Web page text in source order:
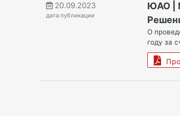
20.09.2023
дата публикации
ЮАО |
О
году за